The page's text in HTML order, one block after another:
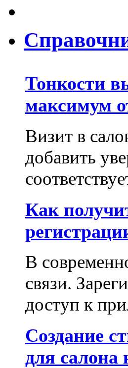
Тонкости
максимум
Визит в
добавить
Как
В
связи.
доступ к
Создание
для салона